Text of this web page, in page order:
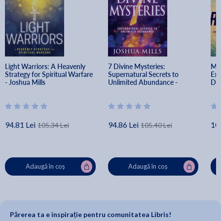
Light Warriors: A Heavenly
Strategy for Spiritual Warfare
- Joshua Mills
94.81 Lei 105.34 Lei
Adaugă în coș
7 Divine Mysteries:
Supernatural Secrets to
Unlimited Abundance -
94.86 Lei 105.40 Lei
Adaugă în coș
Părerea ta e inspirație pentru comunitatea Libris!